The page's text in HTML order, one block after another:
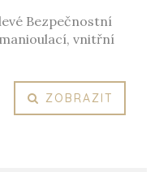
Bezpečnostní
vnitřní
ZOBRAZIT